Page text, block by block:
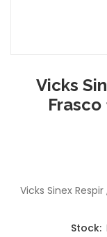
Vicks
Frasco
Vicks Sinex
Stock: